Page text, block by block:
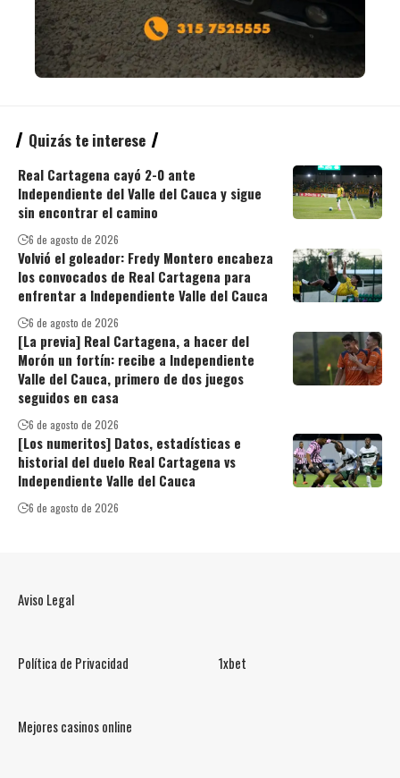
Quizás te interese
Real Cartagena cayó 2-0 ante
Independiente del Valle del Cauca y sigue
sin encontrar el camino
6 de agosto de 2026
Volvió el goleador: Fredy Montero encabeza
los convocados de Real Cartagena para
enfrentar a Independiente Valle del Cauca
6 de agosto de 2026
[La previa] Real Cartagena, a hacer del
Morón un fortín: recibe a Independiente
Valle del Cauca, primero de dos juegos
seguidos en casa
6 de agosto de 2026
[Los numeritos] Datos, estadísticas e
historial del duelo Real Cartagena vs
Independiente Valle del Cauca
6 de agosto de 2026
Aviso Legal
Política de Privacidad 1xbet
Mejores casinos online